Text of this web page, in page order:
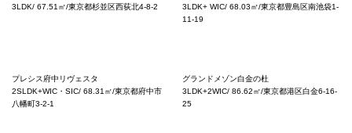
3LDK/ 67.51㎡/東京都杉並区西荻北4-8-2
3LDK+ WIC/ 68.03㎡/東京都豊島区南池袋1-
11-19
プレシス府中リヴェスタ
2SLDK+WIC・SIC/ 68.31㎡/東京都府中市
八幡町3-2-1
グランドメゾン白金の杜
3LDK+2WIC/ 86.62㎡/東京都港区白金6-16-
25